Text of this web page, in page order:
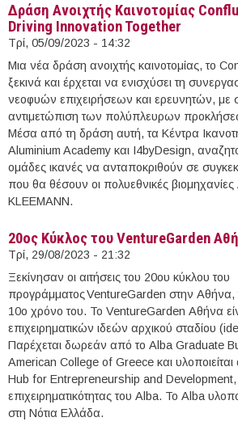
Δράση Ανοιχτής Καινοτομίας
Driving Innovation Together
Τρί, 05/09/2023 - 14:32
Μια νέα δράση ανοιχτής καινοτομίας, το
ξεκινά και έρχεται να ενισχύσει τη
νεοφυών επιχειρήσεων και ερευνητών, με
αντιμετώπιση των πολύπλευρων
Μέσα από τη δράση αυτή, τα Κέντρα
Aluminium Academy και I4byDesign,
ομάδες ικανές να ανταποκριθούν σε
που θα θέσουν οι πολυεθνικές
KLEEMANN.
20ος Κύκλος του VentureGarden
Τρί, 29/08/2023 - 21:32
Ξεκίνησαν οι αιτήσεις του 20ου κύκλου του
προγράμματος VentureGarden στην Αθήνα,
10ο χρόνο του. Το VentureGarden Αθήνα
επιχειρηματικών ιδεών αρχικού σταδίου
Παρέχεται δωρεάν από το Alba Graduate
American College of Greece και
Hub for Entrepreneurship and Development,
επιχειρηματικότητας του Alba. Το Alba
στη Νότια Ελλάδα.